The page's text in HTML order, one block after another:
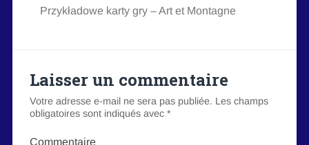
Przykładowe karty gry – Art et Montagne
Laisser un commentaire
Votre adresse e-mail ne sera pas publiée. Les champs
obligatoires sont indiqués avec *
Commentaire